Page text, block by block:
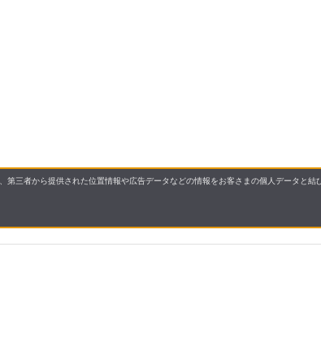
三者から提供された位置情報や広告データなどの情報をお客さまの個人データと結